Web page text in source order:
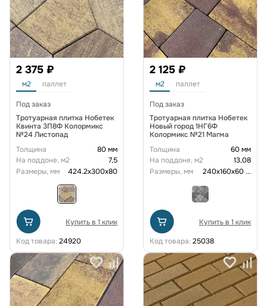
2 375 ₽
м2 паллет
Под заказ
Тротуарная плитка Нобетек
Квинта 3П8Ф Колормикс
№24 Листопад
Толщина
80 мм
На поддоне, м2
7,5
Размеры, мм
424.2x300x80
Купить в 1 клик
Код товара: 24920
2 125 ₽
м2 паллет
Под заказ
Тротуарная плитка Нобетек
Новый город 1НГ6Ф
Колормикс №21 Магма
Толщина
60 мм
На поддоне, м2
13,08
Размеры, мм
240х160х60...
Купить в 1 клик
Код товара: 25038